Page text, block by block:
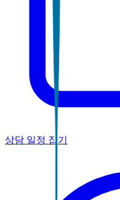
상담 일정 잡기